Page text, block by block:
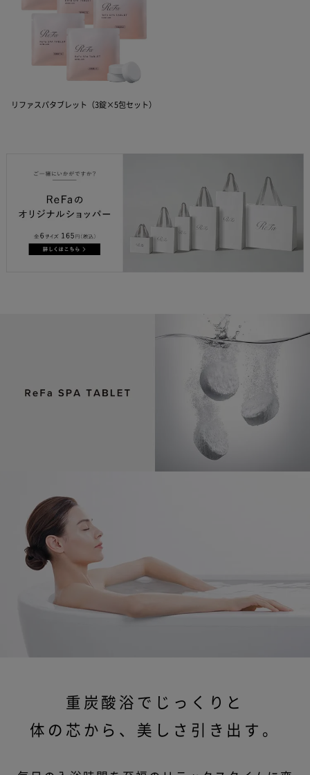
リファスパタブレット（3錠×5包セット）
重炭酸浴でじっくりと
体の芯から、美しさ引き出す。